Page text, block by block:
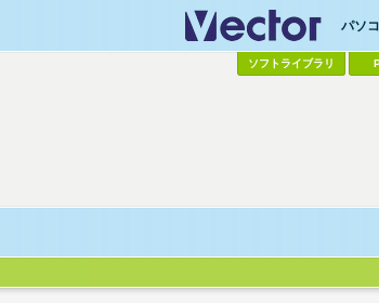
パソ
ソフトライブラリ